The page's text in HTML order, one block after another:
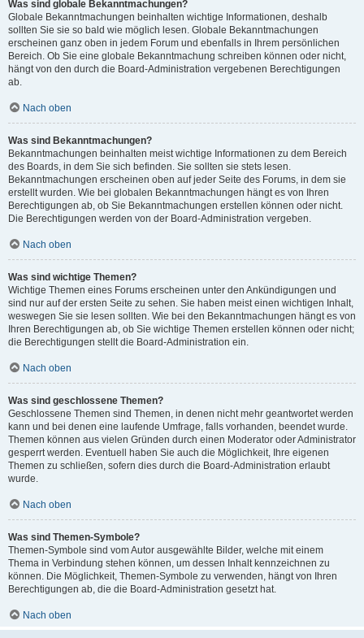
Was sind globale Bekanntmachungen?
Globale Bekanntmachungen beinhalten wichtige Informationen, deshalb
sollten Sie sie so bald wie möglich lesen. Globale Bekanntmachungen
erscheinen ganz oben in jedem Forum und ebenfalls in Ihrem persönlichen
Bereich. Ob Sie eine globale Bekanntmachung schreiben können oder nicht,
hängt von den durch die Board-Administration vergebenen Berechtigungen
ab.
Nach oben
Was sind Bekanntmachungen?
Bekanntmachungen beinhalten meist wichtige Informationen zu dem Bereich
des Boards, in dem Sie sich befinden. Sie sollten sie stets lesen.
Bekanntmachungen erscheinen oben auf jeder Seite des Forums, in dem sie
erstellt wurden. Wie bei globalen Bekanntmachungen hängt es von Ihren
Berechtigungen ab, ob Sie Bekanntmachungen erstellen können oder nicht.
Die Berechtigungen werden von der Board-Administration vergeben.
Nach oben
Was sind wichtige Themen?
Wichtige Themen eines Forums erscheinen unter den Ankündigungen und
sind nur auf der ersten Seite zu sehen. Sie haben meist einen wichtigen Inhalt,
weswegen Sie sie lesen sollten. Wie bei den Bekanntmachungen hängt es von
Ihren Berechtigungen ab, ob Sie wichtige Themen erstellen können oder nicht;
die Berechtigungen stellt die Board-Administration ein.
Nach oben
Was sind geschlossene Themen?
Geschlossene Themen sind Themen, in denen nicht mehr geantwortet werden
kann und bei denen eine laufende Umfrage, falls vorhanden, beendet wurde.
Themen können aus vielen Gründen durch einen Moderator oder Administrator
gesperrt werden. Eventuell haben Sie auch die Möglichkeit, Ihre eigenen
Themen zu schließen, sofern dies durch die Board-Administration erlaubt
wurde.
Nach oben
Was sind Themen-Symbole?
Themen-Symbole sind vom Autor ausgewählte Bilder, welche mit einem
Thema in Verbindung stehen können, um dessen Inhalt kennzeichnen zu
können. Die Möglichkeit, Themen-Symbole zu verwenden, hängt von Ihren
Berechtigungen ab, die die Board-Administration gesetzt hat.
Nach oben